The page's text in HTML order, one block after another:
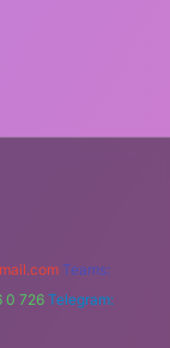
Teams:
0 726 Telegram: